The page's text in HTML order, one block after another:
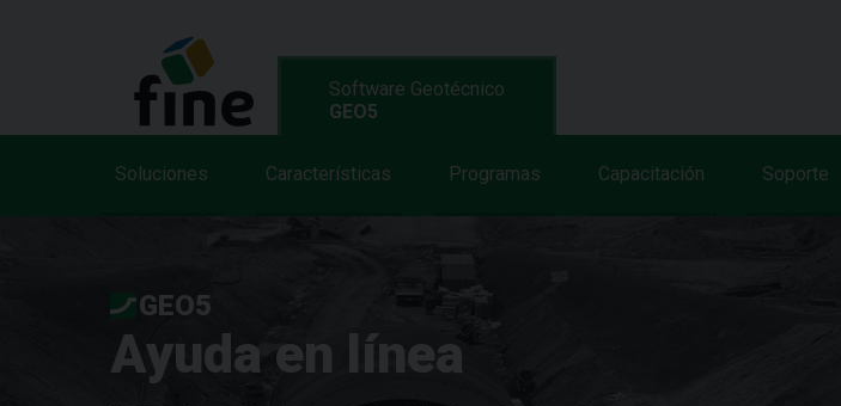
Software Geotécnico
GEO5
Soluciones Características Programas Capacitación Soporte
GEO5
Ayuda en línea